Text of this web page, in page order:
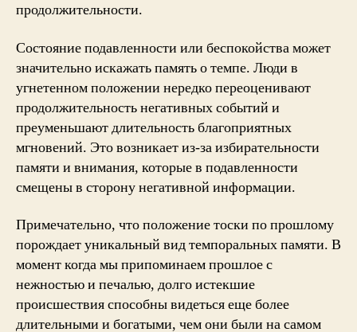
продолжительности.
Состояние подавленности или беспокойства может
значительно искажать память о темпе. Люди в
угнетенном положении нередко переоценивают
продолжительность негативных событий и
преуменьшают длительность благоприятных
мгновений. Это возникает из-за избирательности
памяти и внимания, которые в подавленности
смещены в сторону негативной информации.
Примечательно, что положение тоски по прошлому
порождает уникальный вид темпоральных памяти. В
момент когда мы припоминаем прошлое с
нежностью и печалью, долго истекшие
происшествия способны видеться еще более
длительными и богатыми, чем они были на самом